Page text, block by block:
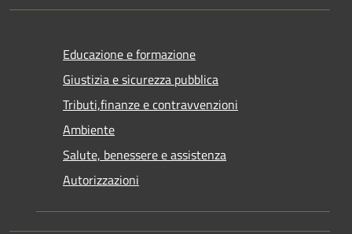
Educazione e formazione
Giustizia e sicurezza pubblica
Tributi,finanze e contravvenzioni
Ambiente
Salute, benessere e assistenza
Autorizzazioni